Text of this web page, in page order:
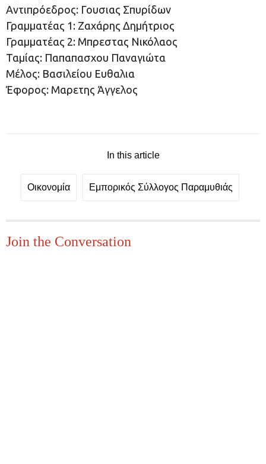
Αντιπρόεδρος: Γουσιας Σπυρίδων
Γραμματέας 1: Ζαχάρης Δημήτριος
Γραμματέας 2: Μπρεστας Νικόλαος
Ταμίας: Παπαπασχου Παναγιώτα
Μέλος: Βασιλείου Ευθαλια
Έφορος: Μαρετης Άγγελος
In this article
Οικονομία Εμπορικός Σύλλογος Παραμυθιάς
Join the Conversation